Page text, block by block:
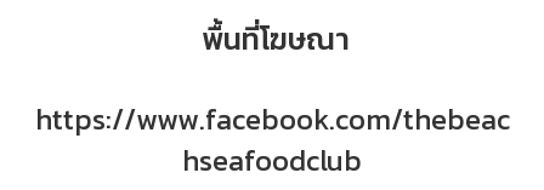
พื้นที่โฆษณา
https://www.facebook.com/thebeac
hseafoodclub